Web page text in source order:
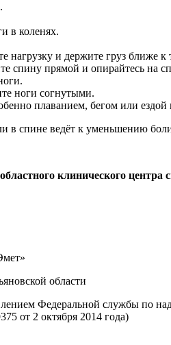
в коленях.
нагрузку и держите груз ближе к
спину прямой и опирайтесь на
ноги согнутыми.
плаванием, бегом или
в спине ведёт к уменьшению
клинического
области
Федеральной службы по
от 2 октября 2014 года)